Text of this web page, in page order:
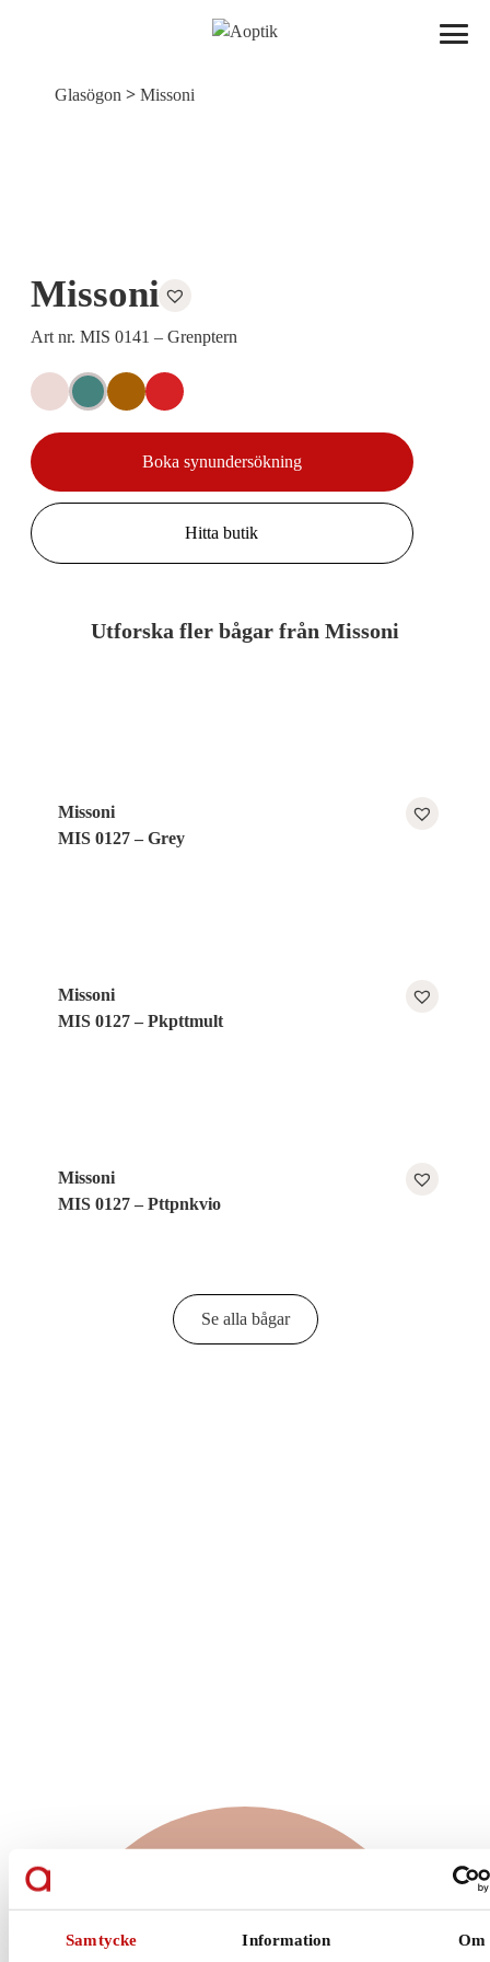
Samtycke Information Om
Aoptik
Glasögon > Missoni
Missoni
Art nr. MIS 0141 – Grenptern
Boka synundersökning
Hitta butik
Utforska fler bågar från Missoni
Missoni
MIS 0127 – Grey
Missoni
MIS 0127 – Pkpttmult
Missoni
MIS 0127 – Pttpnkvio
Se alla bågar
för just dig?